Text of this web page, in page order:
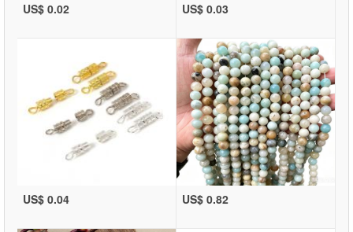
US$ 0.02 US$ 0.03
US$ 0.04 US$ 0.82